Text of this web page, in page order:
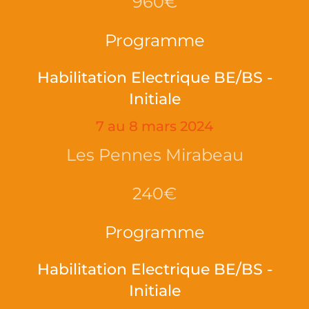
Programme
Habilitation Electrique BE/BS -
Initiale
7 au 8 mars 2024
Les Pennes Mirabeau
240€
Programme
Habilitation Electrique BE/BS -
Initiale